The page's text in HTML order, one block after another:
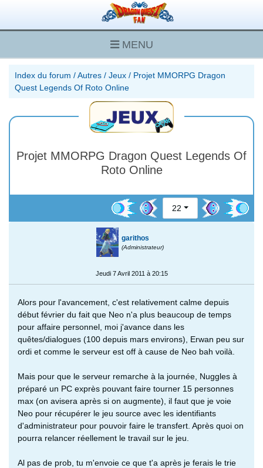
MENU
Index du forum /Autres / Jeux / Projet MMORPG Dragon
Quest Legends Of Roto Online
Projet MMORPG Dragon Quest Legends Of
Roto Online
22
garithos
(Administrateur)
Jeudi 7 Avril 2011 à 20:15
Alors pour l'avancement, c'est relativement calme depuis
début février du fait que Neo n'a plus beaucoup de temps
pour affaire personnel, moi j'avance dans les
quêtes/dialogues (100 depuis mars environs), Erwan peu sur
ordi et comme le serveur est off à cause de Neo bah voilà.
Mais pour que le serveur remarche à la journée, Nuggles à
préparé un PC exprès pouvant faire tourner 15 personnes
max (on avisera après si on augmente), il faut que je voie
Neo pour récupérer le jeu source avec les identifiants
d'administrateur pour pouvoir faire le transfert. Après quoi on
pourra relancer réellement le travail sur le jeu.
Al pas de prob, tu m'envoie ce que t'a après je ferais le trie